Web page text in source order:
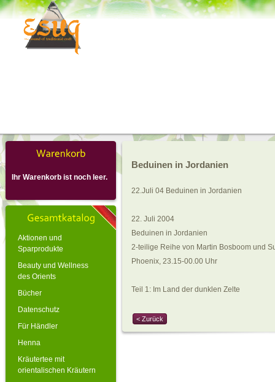
Ihr Warenkorb ist noch leer.
Aktionen und
Sparprodukte
Beauty und Wellness
des Orients
Bücher
Datenschutz
Für Händler
Henna
Kräutertee mit
orientalischen Kräutern
Beduinen in Jordanien
22.Juli 04 Beduinen in Jordanien
22. Juli 2004
Beduinen in Jordanien
2-teilige Reihe von Martin Bosboom und
Phoenix, 23.15-00.00 Uhr
Teil 1: Im Land der dunklen Zelte
< Zurück